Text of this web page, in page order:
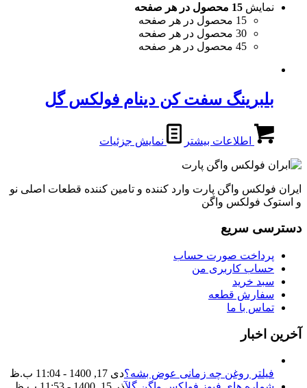
نمایش 15 محصول در هر صفحه
15 محصول در هر صفحه
30 محصول در هر صفحه
45 محصول در هر صفحه
بلبرینگ سفت کن دینام فولکس گل
اطلاعات بیشتر نمایش جزئیات
ایران فولکس واگن پارت وارد کننده و تامین کننده قطعات اصلی نو
و استوک فولکس واگن
دسترسی سریع
پرداخت صورت حساب
حساب کاربری من
سبد خرید
سفارش قطعه
تماس با ما
آخرین اخبار
فیلتر روغن چه زمانی عوض بشه؟دی 17, 1400 - 11:04 ب.ظ